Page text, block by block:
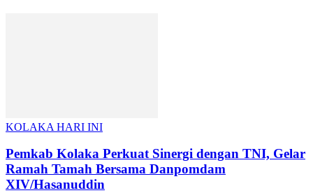
KOLAKA HARI INI
Pemkab Kolaka Perkuat Sinergi dengan TNI, Gelar
Ramah Tamah Bersama Danpomdam
XIV/Hasanuddin